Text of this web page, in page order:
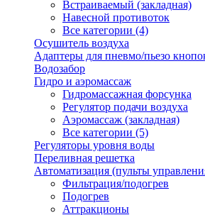
Встраиваемый (закладная)
Навесной противоток
Все категории (4)
Осушитель воздуха
Адаптеры для пневмо/пьезо
Водозабор
Гидро и аэромассаж
Гидромассажная форсунка
Регулятор подачи воздуха
Аэромассаж (закладная)
Все категории (5)
Регуляторы уровня воды
Переливная решетка
Автоматизация (пульты
Фильтрация/подогрев
Подогрев
Аттракционы